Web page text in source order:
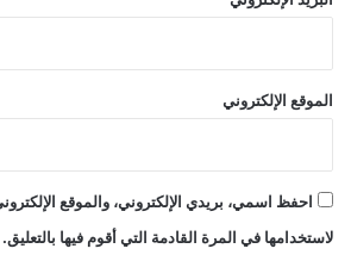
الموقع الإلكتروني
احفظ اسمي، بريدي الإلكتروني، والموقع
لاستخدامها في المرة القادمة التي أقوم فيها بالتعليق.